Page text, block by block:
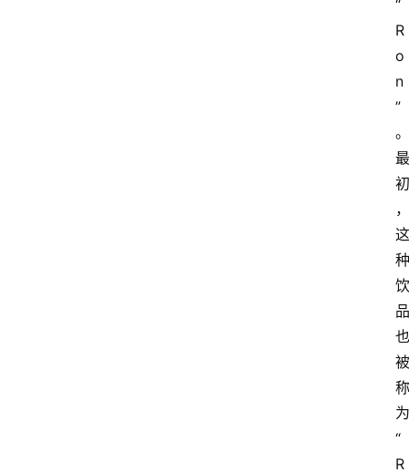
“
R
o
n
”
。
最
初
，
这
种
饮
品
也
被
称
为
“
R